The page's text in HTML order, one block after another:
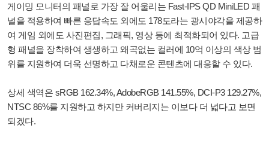
게이밍 모니터의 패널로 가장 잘 어울리는 Fast-IPS QD MiniLED 패
널을 적용하여 빠른 응답속도 외에도 178도라는 광시야각을 제공하
여 게임 외에도 사진편집, 그래픽, 영상 등에 최적화되어 있다. 고급
형 패널을 장착하여 생생하고 왜곡없는 컬러에 10억 이상의 색상 범
위를 지원하여 더욱 선명하고 다채로운 콘텐츠에 대응할 수 있다.
상세 색역은 sRGB 162.34%, AdobeRGB 141.55%, DCI-P3 129.27%,
NTSC 86%를 지원하고 하지만 커버리지는 이보다 더 넓다고 보면
되겠다.